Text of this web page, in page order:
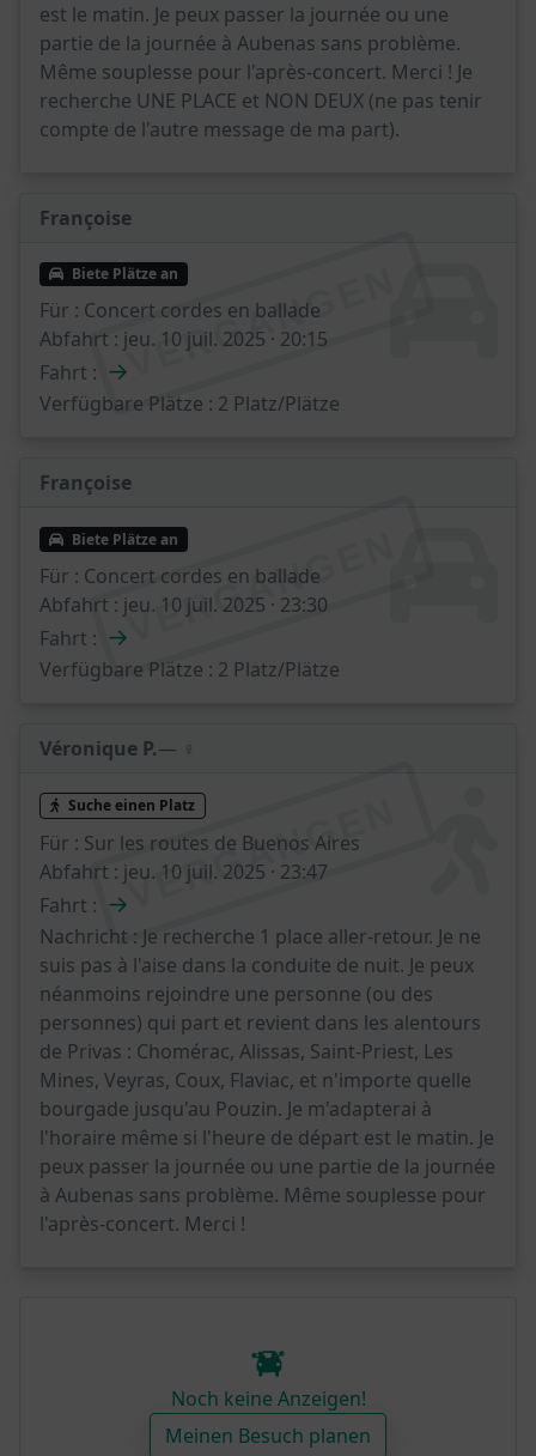
est le matin. Je peux passer la journée ou une
partie de la journée à Aubenas sans problème.
Même souplesse pour l'après-concert. Merci ! Je
recherche UNE PLACE et NON DEUX (ne pas tenir
compte de l'autre message de ma part).
Françoise
VERGANGEN
Biete Plätze an
Für : Concert cordes en ballade
Abfahrt : jeu. 10 juil. 2025 · 20:15
Fahrt : →
Verfügbare Plätze : 2 Platz/Plätze
Françoise
VERGANGEN
Biete Plätze an
Für : Concert cordes en ballade
Abfahrt : jeu. 10 juil. 2025 · 23:30
Fahrt : →
Verfügbare Plätze : 2 Platz/Plätze
Véronique P.— ♀️
VERGANGEN
Suche einen Platz
Für : Sur les routes de Buenos Aires
Abfahrt : jeu. 10 juil. 2025 · 23:47
Fahrt : →
Nachricht : Je recherche 1 place aller-retour. Je ne
suis pas à l'aise dans la conduite de nuit. Je peux
néanmoins rejoindre une personne (ou des
personnes) qui part et revient dans les alentours
de Privas : Chomérac, Alissas, Saint-Priest, Les
Mines, Veyras, Coux, Flaviac, et n'importe quelle
bourgade jusqu'au Pouzin. Je m'adapterai à
l'horaire même si l'heure de départ est le matin. Je
peux passer la journée ou une partie de la journée
à Aubenas sans problème. Même souplesse pour
l'après-concert. Merci !
Noch keine Anzeigen!
Meinen Besuch planen